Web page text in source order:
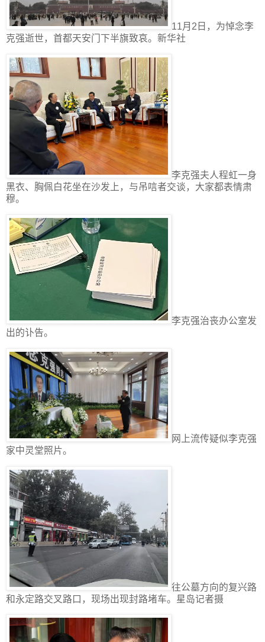
11月2日，为悼念李
克强逝世，首都天安门下半旗致哀。新华社
李克强夫人程虹一身
黑衣、胸佩白花坐在沙发上，与吊唁者交谈，大家都表情肃
穆。
李克强治丧办公室发
出的讣告。
网上流传疑似李克强
家中灵堂照片。
往公墓方向的复兴路
和永定路交叉路口，现场出现封路堵车。星岛记者摄